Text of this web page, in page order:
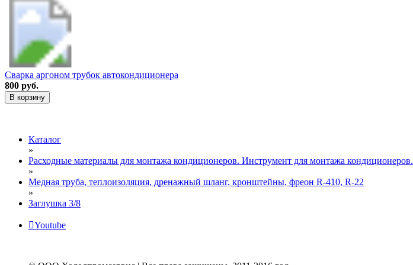
Сварка аргоном трубок автокондиционера
800 руб.
В корзину
Каталог
»
Расходные материалы для монтажа кондиционеров. Инструмент для монтажа кондиционеров.
»
Медная труба, теплоизоляция, дренажный шланг, кронштейны, фреон R-410, R-22
»
Заглушка 3/8
Youtube